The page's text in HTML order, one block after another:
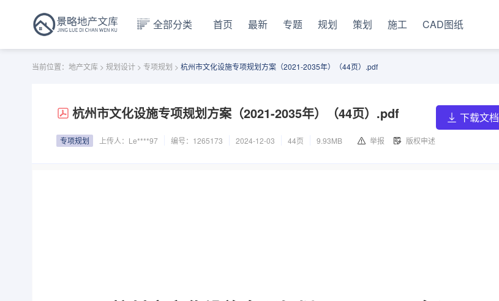
全部分类 首页 最新 专题 规划 策划 施工 CAD图纸
当前位置： 地产文库 > 规划设计 > 专项规划 > 杭州市文化设施专项规划方案（2021-2035年）（44页）.pdf
杭州市文化设施专项规划方案（2021-2035年）（44页）.pdf 下载文档
专项规划 上传人： Le****97 编号：1265173 2024-12-03 44页 9.93MB 举报 版权申述